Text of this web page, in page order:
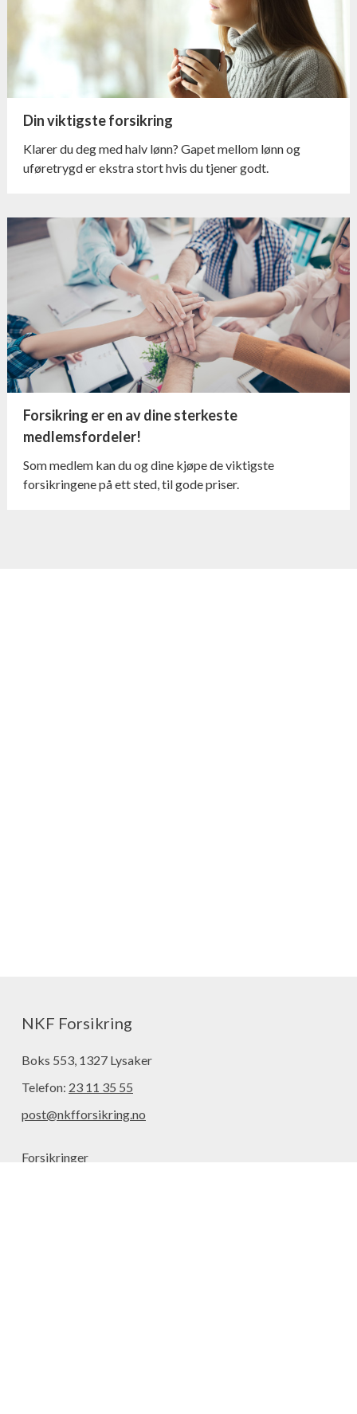
Din viktigste forsikring
Klarer du deg med halv lønn? Gapet mellom lønn og
uføretrygd er ekstra stort hvis du tjener godt.
Forsikring er en av dine sterkeste
medlemsfordeler!
Som medlem kan du og dine kjøpe de viktigste
forsikringene på ett sted, til gode priser.
Forsikringer
NKF Forsikring
Boks 553, 1327 Lysaker
Telefon: 23 11 35 55
post@nkfforsikring.no